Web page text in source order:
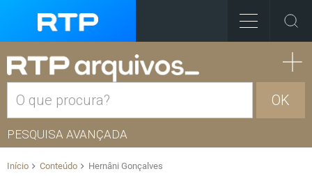
OK
PESQUISA AVANÇADA
Início Conteúdo Hernâni Gonçalves